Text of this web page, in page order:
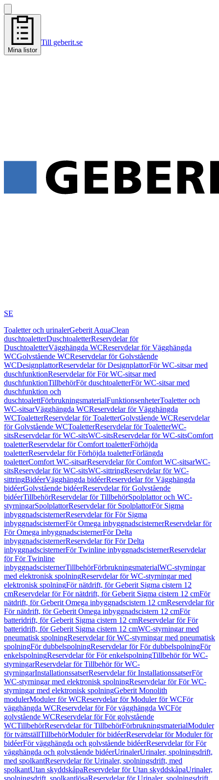
Mina listor
Till geberit.se
SE
Toaletter och urinalerGeberit AquaClean
duschtoaletterDuschtoaletterReservdelar för
DuschtoaletterVägghängda WCReservdelar för Vägghängda
WCGolvstående WCReservdelar för Golvstående
WCDesignplattorReservdelar för DesignplattorFör WC-sitsar med
duschfunktionReservdelar för För WC-sitsar med
duschfunktionTillbehörFör duschtoaletterFör WC-sitsar med
duschfunktion och
duschtoalettFörbrukningsmaterialFunktionsenheterToaletter och
WC-sitsarVägghängda WCReservdelar för Vägghängda
WCToaletterReservdelar för ToaletterGolvstående WCReservdelar
för Golvstående WCToaletterReservdelar för ToaletterWC-
sitsReservdelar för WC-sitsWC-sitsReservdelar för WC-sitsComfort
toaletterReservdelar för Comfort toaletterFörhöjda
toaletterReservdelar för Förhöjda toaletterFörlängda
toaletterComfort WC-sitsarReservdelar för Comfort WC-sitsarWC-
sitsReservdelar för WC-sitsWC-sittringReservdelar för WC-
sittringBidéerVägghängda bidéerReservdelar för Vägghängda
bidéerGolvstående bidéerReservdelar för Golvstående
bidéerTillbehörReservdelar för TillbehörSpolplattor och WC-
styrningarSpolplattorReservdelar för SpolplattorFör Sigma
inbyggnadscisternerReservdelar för För Sigma
inbyggnadscisternerFör Omega inbyggnadscisternerReservdelar för
För Omega inbyggnadscisternerFör Delta
inbyggnadscisternerReservdelar för För Delta
inbyggnadscisternerFör Twinline inbyggnadscisternerReservdelar
för För Twinline
inbyggnadscisternerTillbehörFörbrukningsmaterialWC-styrningar
med elektronisk spolningReservdelar för WC-styrningar med
elektronisk spolningFör nätdrift, för Geberit Sigma cistern 12
cmReservdelar för För nätdrift, för Geberit Sigma cistern 12 cmFör
nätdrift, för Geberit Omega inbyggnadscistern 12 cmReservdelar för
För nätdrift, för Geberit Omega inbyggnadscistern 12 cmFör
batteridrift, för Geberit Sigma cistern 12 cmReservdelar för För
batteridrift, för Geberit Sigma cistern 12 cmWC-styrningar med
pneumatisk spolningReservdelar för WC-styrningar med pneumatisk
spolningFör dubbelspolningReservdelar för För dubbelspolningFör
enkelspolningReservdelar för För enkelspolningTillbehör för WC-
styrningarReservdelar för Tillbehör för WC-
styrningarInstallationssatserReservdelar för InstallationssatserFör
WC-styrningar med elektronisk spolningReservdelar för För WC-
styrningar med elektronisk spolningGeberit Monolith
modulerModuler för WCReservdelar för Moduler för WCFör
vägghängda WCReservdelar för För vägghängda WCFör
golvstående WCReservdelar för För golvstående
WCTillbehörReservdelar för TillbehörFörbrukningsmaterialModuler
för tvättställTillbehörModuler för bidéerReservdelar för Moduler för
bidéerFör vägghängda och golvstående bidéerReservdelar för För
vägghängda och golvstående bidéerUrinalerUrinaler, spolningsdrift,
med spolkantReservdelar för Urinaler, spolningsdrift, med
spolkantUtan skyddskåpaReservdelar för Utan skyddskåpaUrinaler,
spolningsdrift, spolkantlösaReservdelar för Urinaler, spolningsdrift,